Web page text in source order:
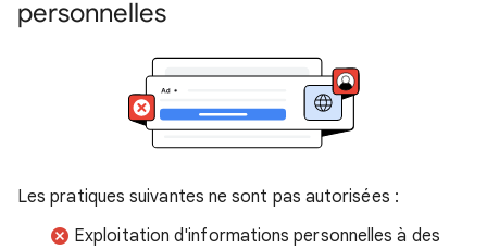
personnelles
Les pratiques suivantes ne sont pas autorisées :
Exploitation d'informations personnelles à des